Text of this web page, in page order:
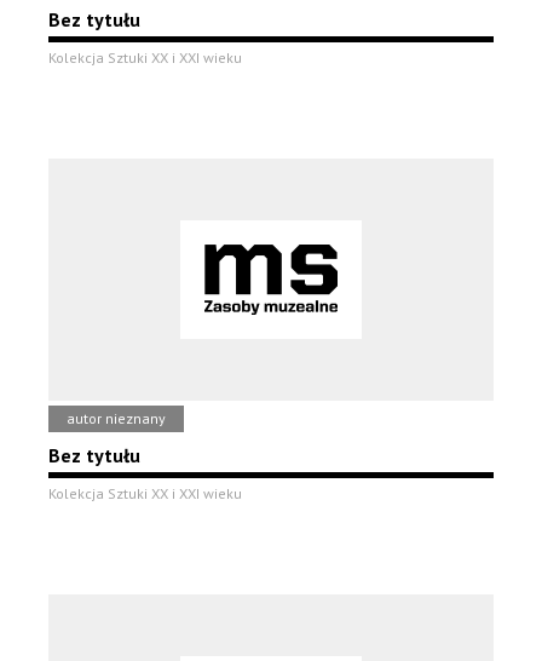
Bez tytułu
Kolekcja Sztuki XX i XXI wieku
autor nieznany
Bez tytułu
Kolekcja Sztuki XX i XXI wieku